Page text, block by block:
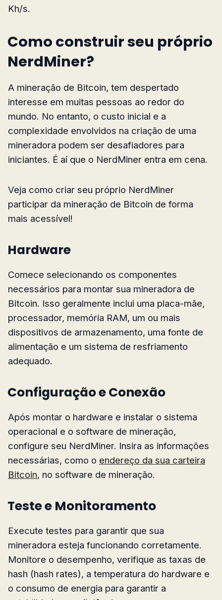
Kh/s.
Como construir seu próprio
NerdMiner?
A mineração de Bitcoin, tem despertado
interesse em muitas pessoas ao redor do
mundo. No entanto, o custo inicial e a
complexidade envolvidos na criação de uma
mineradora podem ser desafiadores para
iniciantes. É aí que o NerdMiner entra em cena.
Veja como criar seu próprio NerdMiner
participar da mineração de Bitcoin de forma
mais acessível!
Hardware
Comece selecionando os componentes
necessários para montar sua mineradora de
Bitcoin. Isso geralmente inclui uma placa-mãe,
processador, memória RAM, um ou mais
dispositivos de armazenamento, uma fonte de
alimentação e um sistema de resfriamento
adequado.
Configuração e Conexão
Após montar o hardware e instalar o sistema
operacional e o software de mineração,
configure seu NerdMiner. Insira as informações
necessárias, como o endereço da sua carteira
Bitcoin, no software de mineração.
Teste e Monitoramento
Execute testes para garantir que sua
mineradora esteja funcionando corretamente.
Monitore o desempenho, verifique as taxas de
hash (hash rates), a temperatura do hardware e
o consumo de energia para garantir a